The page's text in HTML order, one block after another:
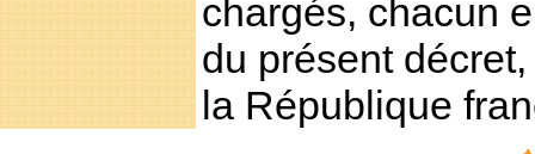
chargés, chacun
du présent
la République